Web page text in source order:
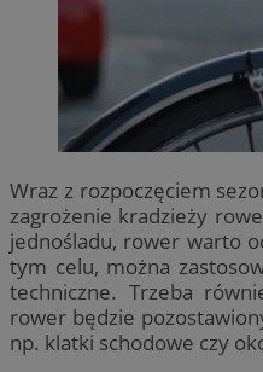
Wraz z rozpoczęciem
zagrożenie kradzieży
jednośladu, rower warto
tym celu, można
techniczne. Trzeba
rower będzie
np. klatki schodowe czy